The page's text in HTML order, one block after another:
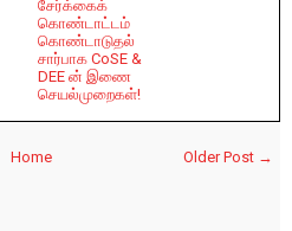
சேர்க்கைக்
கொண்டாட்டம்
கொண்டாடுதல்
சார்பாக CoSE &
DEE ன் இணை
செயல்முறைகள்!
Older Post →
Home